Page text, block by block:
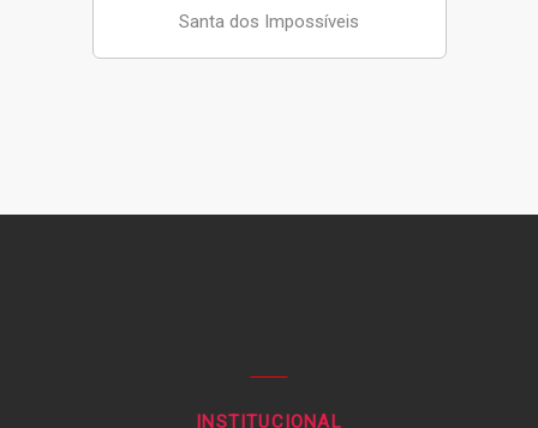
Santa dos Impossíveis
INSTITUCIONAL